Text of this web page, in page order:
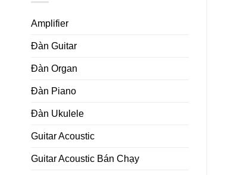
Amplifier
Đàn Guitar
Đàn Organ
Đàn Piano
Đàn Ukulele
Guitar Acoustic
Guitar Acoustic Bán Chạy